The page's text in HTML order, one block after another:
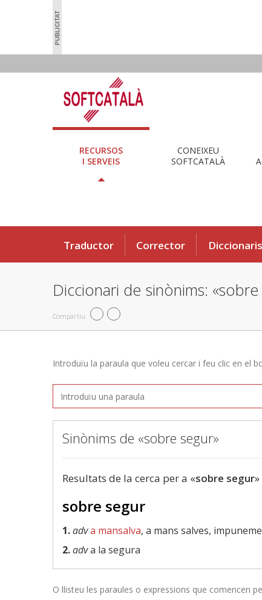
RECURSOS
I SERVEIS
CONEIXEU
SOFTCATALÀ
Traductor Corrector Diccionaris
Diccionari de sinònims:
Compartiu
Introduïu la paraula que voleu cercar i feu clic en el
Sinònims de «sobre segur»
Resultats de la cerca per a «sobre segur
sobre segur
1.adva mansalva, a mans salves,
2.adva la segura
O llisteu les paraules o expressions que comencen